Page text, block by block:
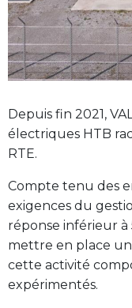
Depuis fin 2021,
électriques HTB
RTE.
Compte tenu des
exigences du
réponse inférieur à
mettre en place
cette activité
expérimentés.